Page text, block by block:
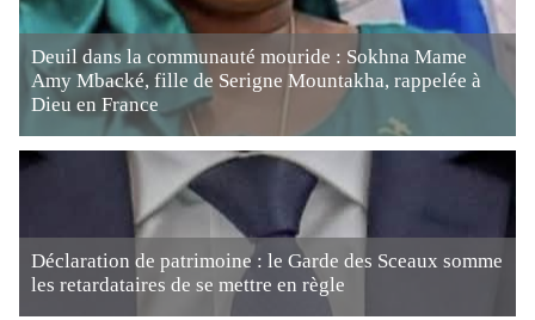
Deuil dans la communauté mouride : Sokhna Mame
Amy Mbacké, fille de Serigne Mountakha, rappelée à
Dieu en France
Déclaration de patrimoine : le Garde des Sceaux somme
les retardataires de se mettre en règle